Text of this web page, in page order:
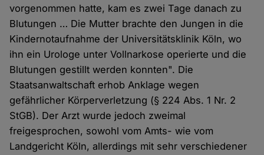
vorgenommen hatte, kam es zwei Tage danach zu
Blutungen … Die Mutter brachte den Jungen in die
Kindernotaufnahme der Universitätsklinik Köln, wo
ihn ein Urologe unter Vollnarkose operierte und die
Blutungen gestillt werden konnten". Die
Staatsanwaltschaft erhob Anklage wegen
gefährlicher Körperverletzung (§ 224 Abs. 1 Nr. 2
StGB). Der Arzt wurde jedoch zweimal
freigesprochen, sowohl vom Amts- wie vom
Landgericht Köln, allerdings mit sehr verschiedener